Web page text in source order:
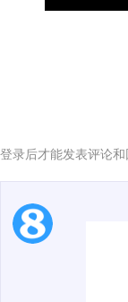
登录后才能发表评论和
1.